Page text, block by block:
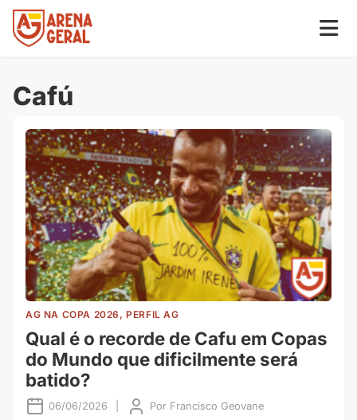
Cafú
AG NA COPA 2026, PERFIL AG
Qual é o recorde de Cafu em Copas
do Mundo que dificilmente será
batido?
06/06/2026 Por Francisco Geovane